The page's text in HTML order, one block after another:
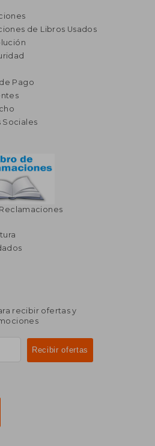
de Libros Usados
Pago
Sociales
recibir ofertas y